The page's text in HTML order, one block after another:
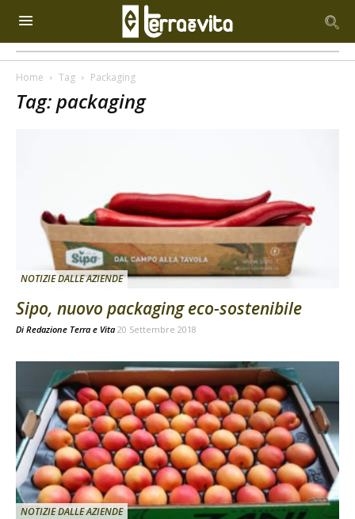
Home Tag Packaging
Tag: packaging
NOTIZIE DALLE AZIENDE
Sipo, nuovo packaging eco-sostenibile
Di Redazione Terra e Vita 20 Settembre 2018
NOTIZIE DALLE AZIENDE